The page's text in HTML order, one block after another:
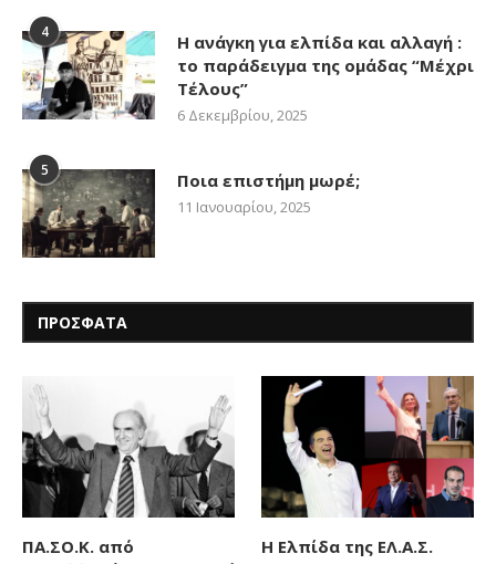
4
Η ανάγκη για ελπίδα και αλλαγή :
το παράδειγμα της ομάδας “Μέχρι
Τέλους”
6 Δεκεμβρίου, 2025
5 Ποια επιστήμη μωρέ;
11 Ιανουαρίου, 2025
ΠΡΟΣΦΑΤΑ
ΠΑ.ΣΟ.Κ. από
Η Ελπίδα της ΕΛ.Α.Σ.